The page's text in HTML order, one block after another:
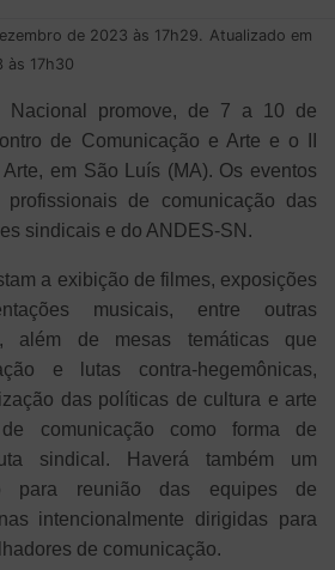
de 2023 às 17h29.
Atualizado em
às 17h30
Nacional promove, de 7 a 10 de
de Comunicação e Arte e o II
em São Luís (MA). Os eventos
de comunicação das
sindicais e do ANDES-SN.
a exibição de filmes, exposições
musicais, entre outras
além de mesas temáticas que
e lutas contra-hegemônicas,
das políticas de cultura e arte
comunicação como forma de
sindical. Haverá também um
para reunião das equipes de
intencionalmente dirigidas para
de comunicação.